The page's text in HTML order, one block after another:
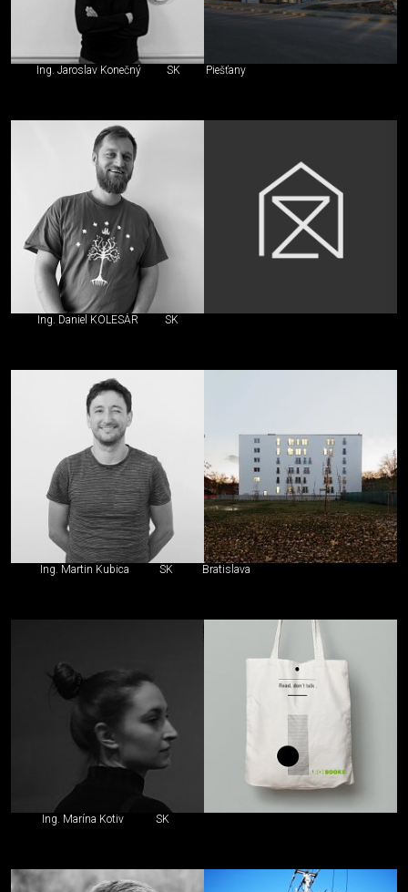
Ing. Jaroslav Konečný SK Piešťany
Ing. Daniel KOLESÁR SK
Ing. Martin Kubica SK Bratislava
Ing. Marína Kotiv SK